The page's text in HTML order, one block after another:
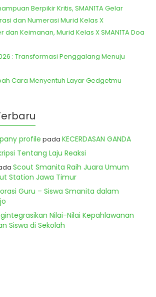
Berpikir Kritis, SMAN1TA Gelar
dan Numerasi Murid Kelas X
dan Keimanan, Murid Kelas X SMAN1TA Doa
: Transformasi Penggalang Menuju
Cara Menyentuh Layar Gedgetmu
profile pada KECERDASAN GANDA
Tentang Laju Reaksi
Scout Smanita Raih Juara Umum
Station Jawa Timur
Guru – Siswa Smanita dalam
Nilai-Nilai Kepahlawanan
Siswa di Sekolah